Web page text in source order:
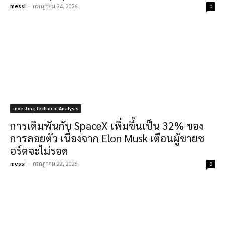
messi - กรกฎาคม 24, 2026 0
investing Technical Analysis
การเดิมพันกับ SpaceX เพิ่มขึ้นเป็น 32% ของ
การลอยตัว เนื่องจาก Elon Musk เตือนผู้ขายช
อร์ตจะไม่รอด
messi - กรกฎาคม 22, 2026 0